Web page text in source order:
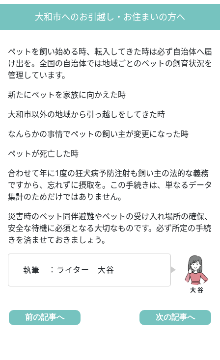
大和市へのお引越し・お住まいの方へ
ペットを飼い始める時、転入してきた時は必ず自治体へ届
け出を。全国の自治体では地域ごとのペットの飼育状況を
管理しています。
新たにペットを家族に向かえた時
大和市以外の地域から引っ越しをしてきた時
なんらかの事情でペットの飼い主が変更になった時
ペットが死亡した時
合わせて年に1度の狂犬病予防注射も飼い主の法的な義務
ですから、忘れずに摂取を。この手続きは、単なるデータ
集計のためだけではありません。
災害時のペット同伴避難やペットの受け入れ場所の確保、
安全な待機に必須となる大切なものです。必ず所定の手続
きを済ませておきましょう。
執筆 ：ライター 大谷
前の記事へ 次の記事へ